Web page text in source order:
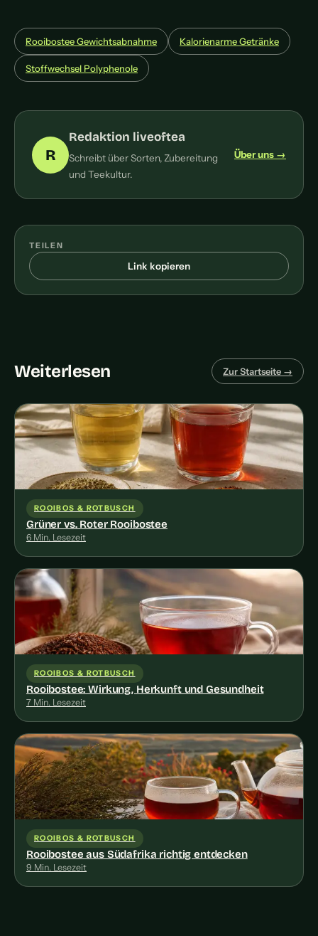
Rooibostee Gewichtsabnahme Kalorienarme Getränke
Stoffwechsel Polyphenole
R
Redaktion liveoftea
Schreibt über Sorten, Zubereitung
und Teekultur.
Über uns →
TEILEN
Link kopieren
Weiterlesen Zur Startseite →
ROOIBOS & ROTBUSCH
Grüner vs. Roter Rooibostee
6 Min. Lesezeit
ROOIBOS & ROTBUSCH
Rooibostee: Wirkung, Herkunft und Gesundheit
7 Min. Lesezeit
ROOIBOS & ROTBUSCH
Rooibostee aus Südafrika richtig entdecken
9 Min. Lesezeit